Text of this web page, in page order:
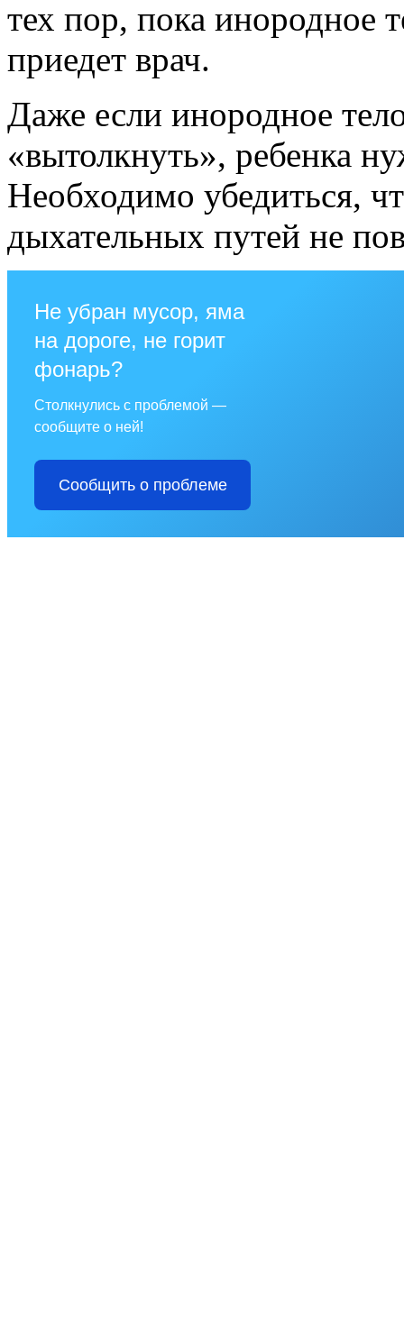
тех пор, пока инородное
приедет врач.
Даже если инородное
«вытолкнуть», ребенка
Необходимо убедиться,
дыхательных путей не
Не убран мусор, яма
на дороге, не горит
фонарь?
Столкнулись с проблемой —
сообщите о ней!
Сообщить о проблеме